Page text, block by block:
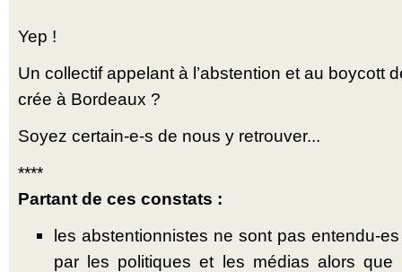
Yep !
Un collectif appelant à l’abstention et au boycott
crée à Bordeaux ?
Soyez certain-e-s de nous y retrouver...
****
Partant de ces constats :
les abstentionnistes ne sont pas entendu-
par les politiques et les médias alors